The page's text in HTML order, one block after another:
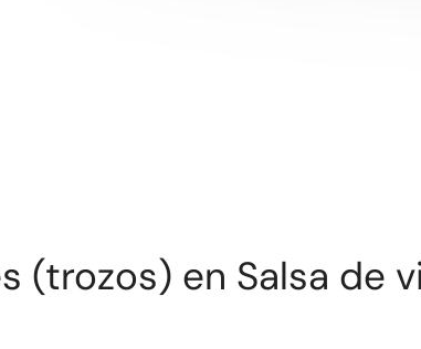
(trozos) en Salsa de